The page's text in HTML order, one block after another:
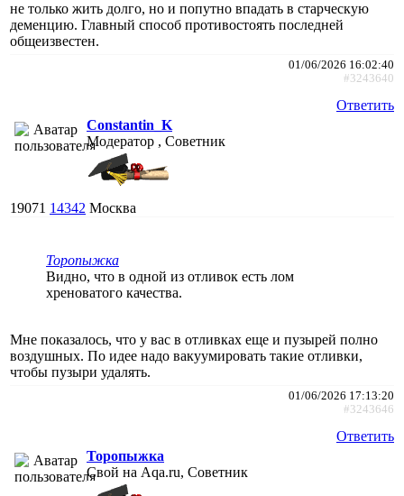
не только жить долго, но и попутно впадать в старческую
деменцию. Главный способ противостоять последней
общеизвестен.
01/06/2026 16:02:40
#3243640
Ответить
Constantin_K
Модератор , Советник
19071 14342 Москва
Торопыжка
Видно, что в одной из отливок есть лом
хреноватого качества.
Мне показалось, что у вас в отливках еще и пузырей полно
воздушных. По идее надо вакуумировать такие отливки,
чтобы пузыри удалять.
01/06/2026 17:13:20
#3243646
Ответить
Торопыжка
Свой на Aqa.ru, Советник